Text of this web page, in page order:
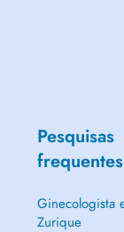
Pesquisas
frequentes
Ginecologista
Zurique